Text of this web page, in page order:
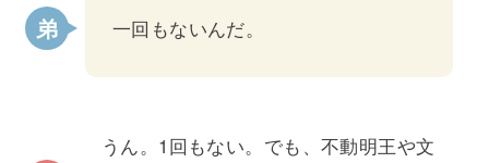
一回もないんだ。
うん。1回もない。でも、不動明王や文